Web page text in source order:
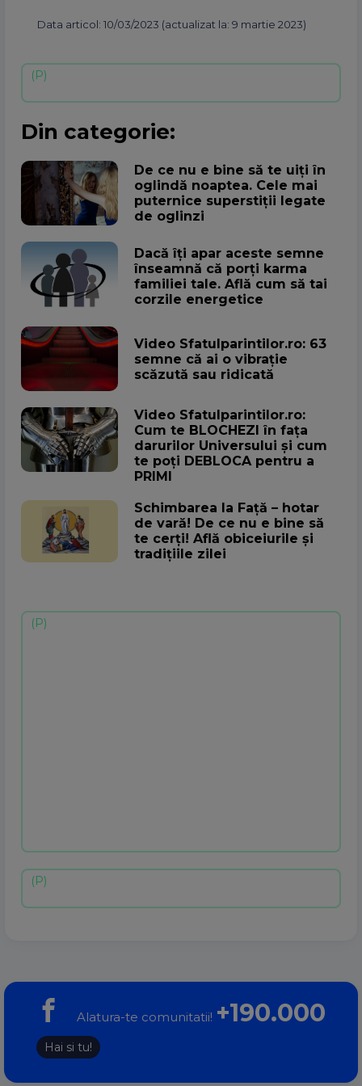
Data articol: 10/03/2023 (actualizat la: 9 martie 2023)
Din categorie:
De ce nu e bine să te uiți în
oglindă noaptea. Cele mai
puternice superstiții legate
de oglinzi
Dacă îți apar aceste semne
înseamnă că porți karma
familiei tale. Află cum să tai
corzile energetice
Video Sfatulparintilor.ro: 63
semne că ai o vibrație
scăzută sau ridicată
Video Sfatulparintilor.ro:
Cum te BLOCHEZI în fața
darurilor Universului și cum
te poți DEBLOCA pentru a
PRIMI
Schimbarea la Față – hotar
de vară! De ce nu e bine să
te cerți! Află obiceiurile și
tradițiile zilei
Alatura-te comunitatii! +190.000
Hai si tu!